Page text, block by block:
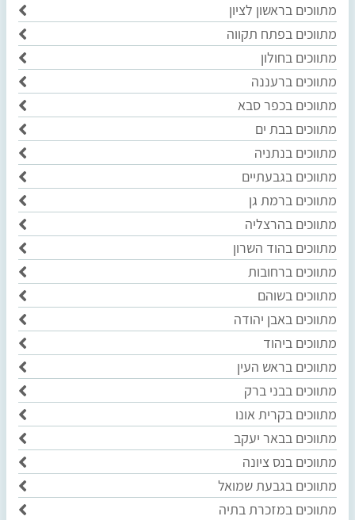
מתווכים בראשון לציון
מתווכים בפתח תקווה
מתווכים בחולון
מתווכים ברעננה
מתווכים בכפר סבא
מתווכים בבת ים
מתווכים בנתניה
מתווכים בגבעתיים
מתווכים ברמת גן
מתווכים בהרצליה
מתווכים בהוד השרון
מתווכים ברחובות
מתווכים בשוהם
מתווכים באבן יהודה
מתווכים ביהוד
מתווכים בראש העין
מתווכים בבני ברק
מתווכים בקרית אונו
מתווכים בבאר יעקב
מתווכים בנס ציונה
מתווכים בגבעת שמואל
מתווכים במזכרת בתיה